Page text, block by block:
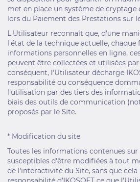
met en place un système de cryptage
lors du Paiement des Prestations sur
L'Utilisateur reconnaît que, d'une
l'état de la technique actuelle,
informations personnelles en ligne,
peuvent être collectées et utilisées par
conséquent, l'Utilisateur décharge
responsabilité ou conséquence
l'utilisation par des tiers des
biais des outils de communication
proposés par le Site.
* Modification du site
Toutes les informations contenues sur
susceptibles d'être modifiées à tout
de l'interactivité du Site, sans que cela